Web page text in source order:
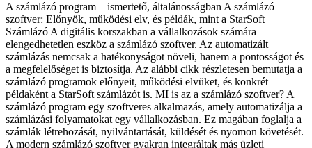
A számlázó program – ismertető, általánosságban A számlázó
szoftver: Előnyök, működési elv, és példák, mint a StarSoft
Számlázó A digitális korszakban a vállalkozások számára
elengedhetetlen eszköz a számlázó szoftver. Az automatizált
számlázás nemcsak a hatékonyságot növeli, hanem a pontosságot és
a megfelelőséget is biztosítja. Az alábbi cikk részletesen bemutatja a
számlázó programok előnyeit, működési elvüket, és konkrét
példaként a StarSoft számlázót is. MI is az a számlázó szoftver? A
számlázó program egy szoftveres alkalmazás, amely automatizálja a
számlázási folyamatokat egy vállalkozásban. Ez magában foglalja a
számlák létrehozását, nyilvántartását, küldését és nyomon követését.
A modern számlázó szoftver gyakran integráltak más üzleti